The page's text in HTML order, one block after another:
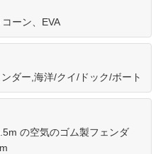
ーン、EVA
ダー,海洋/クイ/ドック/ボート
の空気のゴム製フェンダ